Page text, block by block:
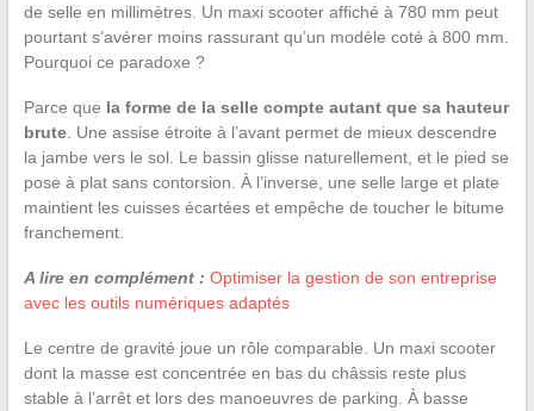
de selle en millimètres. Un maxi scooter affiché à 780 mm peut
pourtant s’avérer moins rassurant qu’un modèle coté à 800 mm.
Pourquoi ce paradoxe ?
Parce que la forme de la selle compte autant que sa hauteur
brute. Une assise étroite à l’avant permet de mieux descendre
la jambe vers le sol. Le bassin glisse naturellement, et le pied se
pose à plat sans contorsion. À l’inverse, une selle large et plate
maintient les cuisses écartées et empêche de toucher le bitume
franchement.
A lire en complément : Optimiser la gestion de son entreprise
avec les outils numériques adaptés
Le centre de gravité joue un rôle comparable. Un maxi scooter
dont la masse est concentrée en bas du châssis reste plus
stable à l’arrêt et lors des manoeuvres de parking. À basse